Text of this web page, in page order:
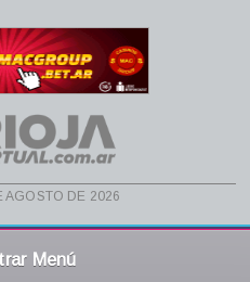
agosto de 2026
Menú